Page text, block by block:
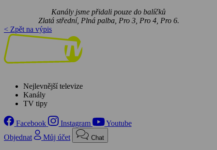
Kanály jsme přidali pouze do balíčků
Zlatá střední, Plná palba, Pro 3, Pro 4, Pro 6.
< Zpět na výpis
Nejlevnější televize
Kanály
TV tipy
Facebook Instagram
Youtube
Objednat
Můj účet Chat